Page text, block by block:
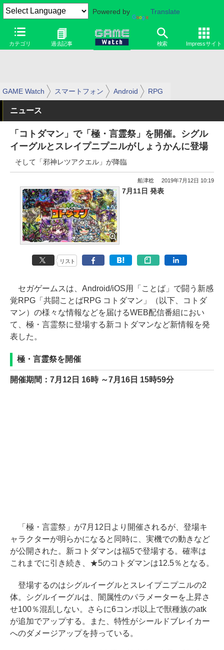
Powered by Translate
カテゴリ 過去記事 検索 Impressサイト
GAME Watch スマートフォン Android RPG
ニュース
「コトダマン」で「極・言霊祭」を開催。シグル
イーグルとスレイプニプニルがしょうかんに登場
そして「邪神レツアクエル」が降臨
船津稔 2019年7月12日 10:19
7月11日 発表
リスト
セガゲームスは、Android/iOS用「ことば」で闘う新感
覚RPG「共闘ことばRPG コトダマン」（以下、コトダ
マン）の様々な情報などを届けるWEB配信番組におい
て、極・言霊祭に登場する新コトダマンなど新情報を発
表した。
極・言霊祭を開催
開催期間：7月12日 16時 ～7月16日 15時59分
「極・言霊祭」が7月12日より開催されるが、登場キ
ャラクターが明らかになると同時に、実機での動きなど
が公開された。新コトダマンは福5で登場する。確率は
これまでに引き続き、★5のコトダマンは12.5％となる。
登場するのはシグルイーグルとスレイプニプニルの2
体。シグルイーグルは、闇属性のパラメーターを上昇さ
せ100％混乱しない。さらに6コンボ以上で獣種族のatk
が追加でアップする。また、特性がシールドブレイカー
へのダメージアップを持っている。